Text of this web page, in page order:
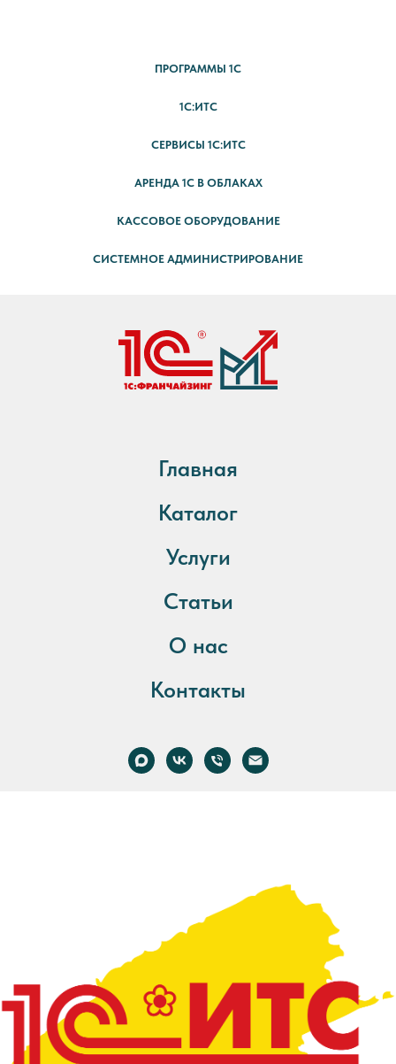
ПРОГРАММЫ 1С
1С:ИТС
СЕРВИСЫ 1С:ИТС
АРЕНДА 1С В ОБЛАКАХ
КАССОВОЕ ОБОРУДОВАНИЕ
СИСТЕМНОЕ АДМИНИСТРИРОВАНИЕ
Главная
Каталог
Услуги
Статьи
О нас
Контакты